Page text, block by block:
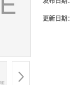
更新日期：